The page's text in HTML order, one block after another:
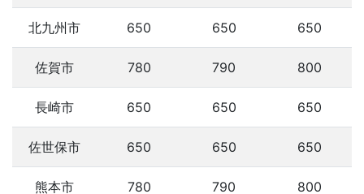
北九州市 650 650 650
佐賀市 780 790 800
長崎市 650 650 650
佐世保市 650 650 650
熊本市 780 790 800